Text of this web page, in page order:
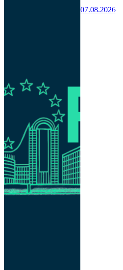
07.08.2026